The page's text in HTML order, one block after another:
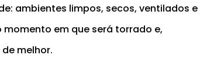
ambientes limpos, secos, ventilados e
em que será torrado e,
melhor.